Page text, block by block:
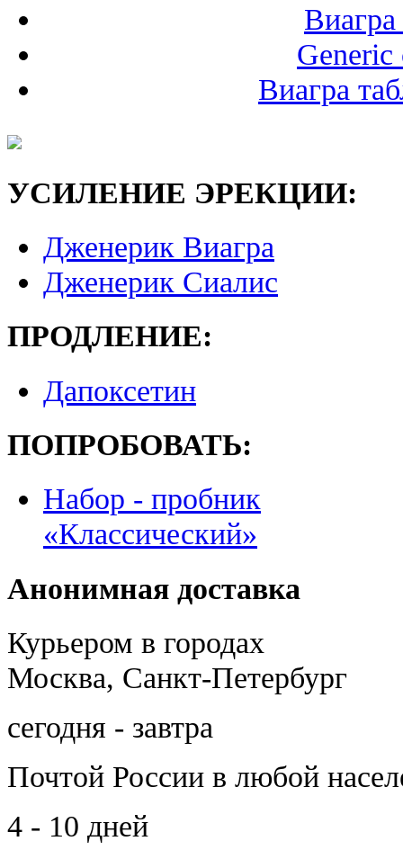
Виагра
Виагра
УСИЛЕНИЕ ЭРЕКЦИИ:
Дженерик Виагра
Дженерик Сиалис
ПРОДЛЕНИЕ:
Дапоксетин
ПОПРОБОВАТЬ:
Набор - пробник
«Классический»
Анонимная доставка
Курьером в городах
Москва, Санкт-Петербург
сегодня - завтра
Почтой России в любой
4 - 10 дней